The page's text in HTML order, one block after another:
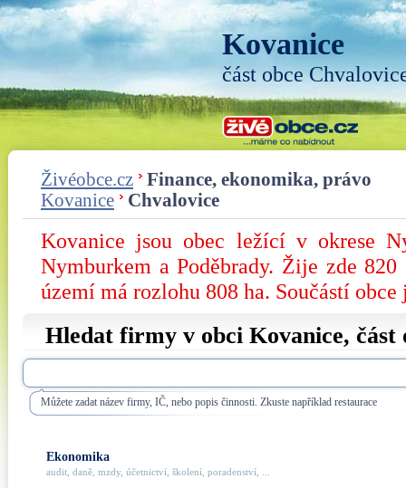
Kovanice
část obce
Živéobce.cz
Finance, ekonomika, právo
Kovanice
Chvalovice
Kovanice jsou obec ležící v okrese
Nymburkem a Poděbrady. Žije zde
území má rozlohu 808 ha. Součástí
Hledat firmy v obci Kovanice, část
Můžete zadat název firmy, IČ, nebo popis činnosti. Zkuste například restaurace
Ekonomika
audit, daně, mzdy, účetnictví, školení, poradenství, ...